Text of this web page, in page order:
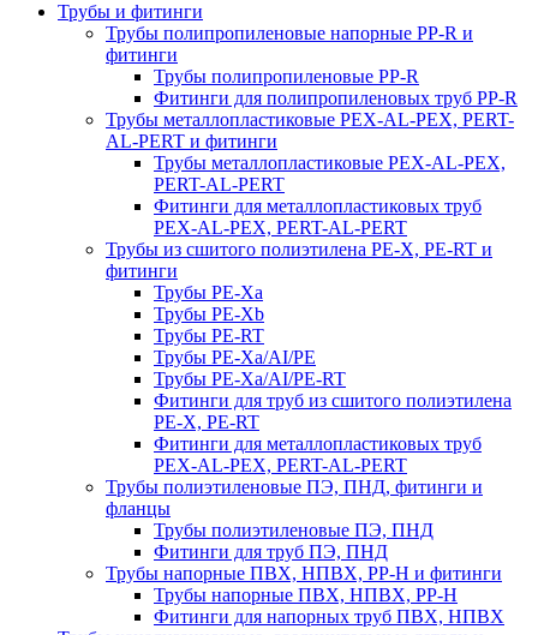
Трубы и фитинги
Трубы полипропиленовые напорные PP-R и
фитинги
Трубы полипропиленовые PP-R
Фитинги для полипропиленовых труб PP-R
Трубы металлопластиковые PEX-AL-PEX, PERT-
AL-PERT и фитинги
Трубы металлопластиковые PEX-AL-PEX,
PERT-AL-PERT
Фитинги для металлопластиковых труб
PEX-AL-PEX, PERT-AL-PERT
Трубы из сшитого полиэтилена PE-X, PE-RT и
фитинги
Трубы PE-Xa
Трубы PE-Xb
Трубы PE-RT
Трубы PE-Xa/AI/PE
Трубы PE-Xa/AI/PE-RT
Фитинги для труб из сшитого полиэтилена
PE-X, PE-RT
Фитинги для металлопластиковых труб
PEX-AL-PEX, PERT-AL-PERT
Трубы полиэтиленовые ПЭ, ПНД, фитинги и
фланцы
Трубы полиэтиленовые ПЭ, ПНД
Фитинги для труб ПЭ, ПНД
Трубы напорные ПВХ, НПВХ, PP-H и фитинги
Трубы напорные ПВХ, НПВХ, PP-H
Фитинги для напорных труб ПВХ, НПВХ